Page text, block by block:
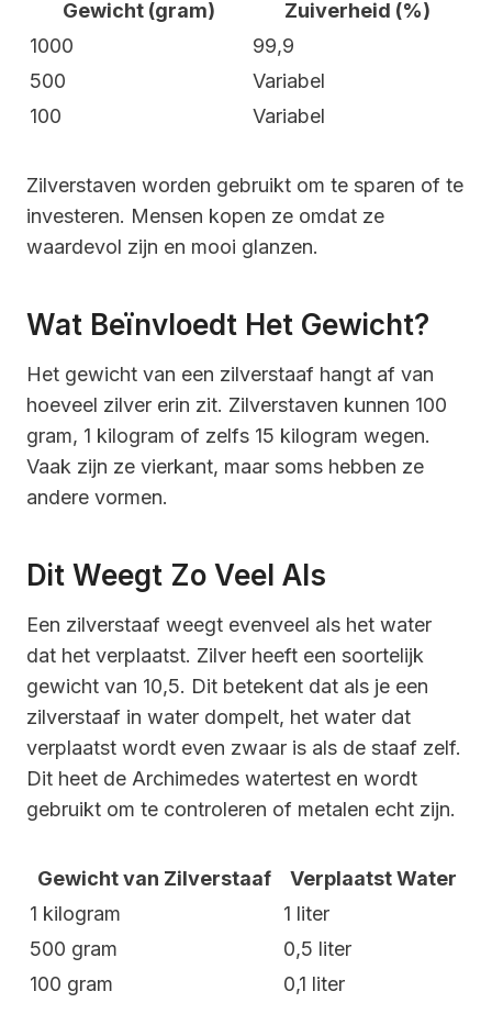
Gewicht (gram)
Zuiverheid (%)
1000
99,9
500
Variabel
100
Variabel
Zilverstaven worden gebruikt om te sparen of te
investeren. Mensen kopen ze omdat ze
waardevol zijn en mooi glanzen.
Wat Beïnvloedt Het Gewicht?
Het gewicht van een zilverstaaf hangt af van
hoeveel zilver erin zit. Zilverstaven kunnen 100
gram, 1 kilogram of zelfs 15 kilogram wegen.
Vaak zijn ze vierkant, maar soms hebben ze
andere vormen.
Dit Weegt Zo Veel Als
Een zilverstaaf weegt evenveel als het water
dat het verplaatst. Zilver heeft een soortelijk
gewicht van 10,5. Dit betekent dat als je een
zilverstaaf in water dompelt, het water dat
verplaatst wordt even zwaar is als de staaf zelf.
Dit heet de Archimedes watertest en wordt
gebruikt om te controleren of metalen echt zijn.
Gewicht van Zilverstaaf
Verplaatst Water
1 kilogram
1 liter
500 gram
0,5 liter
100 gram
0,1 liter